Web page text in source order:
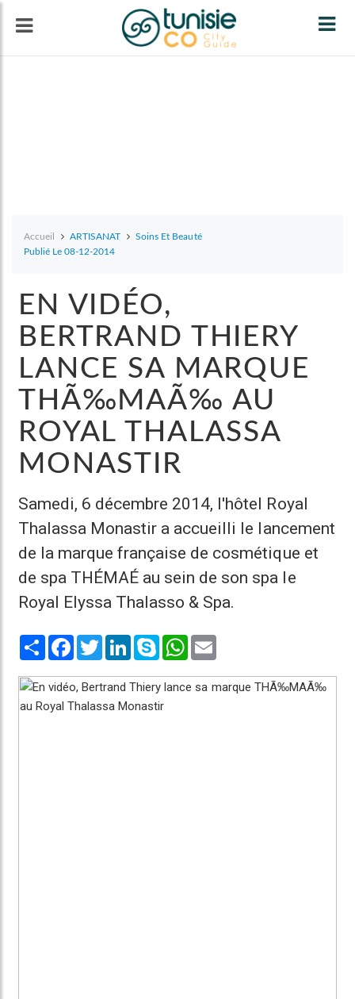
Accueil ARTISANAT
Soins Et Beauté
Publié Le 08-12-2014
EN VIDÉO,
BERTRAND THIERY
LANCE SA MARQUE
THÃ‰MAÃ‰ AU
ROYAL THALASSA
MONASTIR
Samedi, 6 décembre 2014, l'hôtel Royal
Thalassa Monastir a accueilli le lancement
de la marque française de cosmétique et
de spa THÉMAÉ au sein de son spa le
Royal Elyssa Thalasso & Spa.
Share Facebook
TwitterLinkedInSkype WhatsApp